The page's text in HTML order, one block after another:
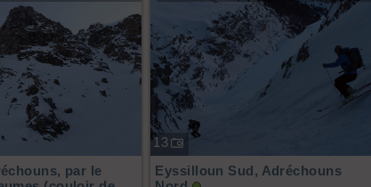
par le
13
Eyssilloun Sud, Adréchouns